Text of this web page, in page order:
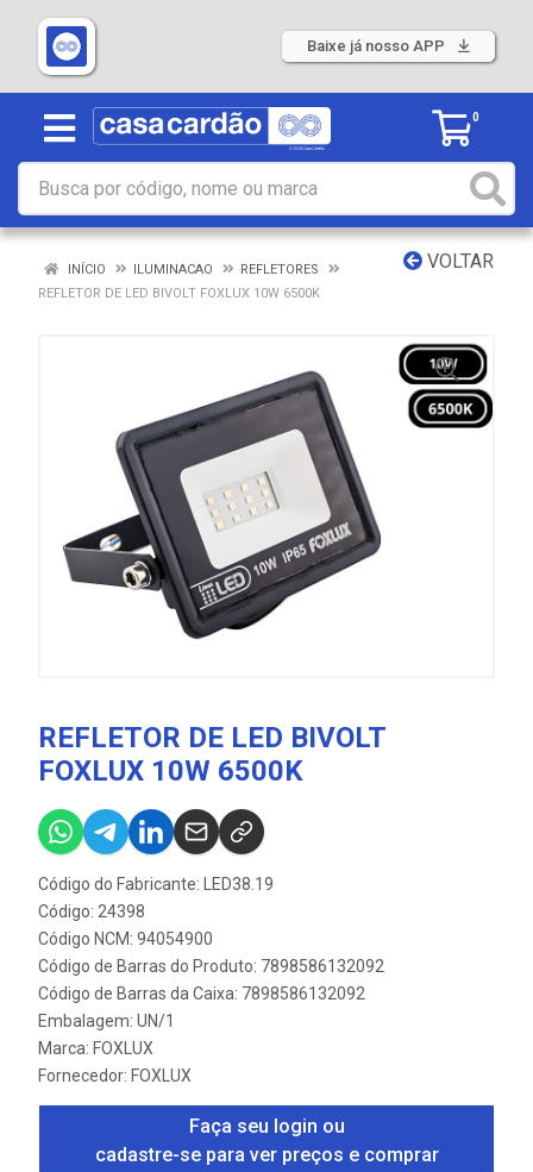
Baixe já nosso APP
0
VOLTAR
INÍCIO ILUMINACAO
REFLETORES
REFLETOR DE LED BIVOLT FOXLUX 10W 6500K
REFLETOR DE LED BIVOLT
FOXLUX 10W 6500K
Código do Fabricante: LED38.19
Código: 24398
Código NCM: 94054900
Código de Barras do Produto: 7898586132092
Código de Barras da Caixa: 7898586132092
Embalagem: UN/1
Marca: FOXLUX
Fornecedor: FOXLUX
Faça seu login ou
cadastre-se para ver preços e comprar